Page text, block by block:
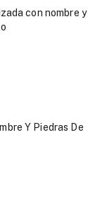
con nombre y
Y Piedras De